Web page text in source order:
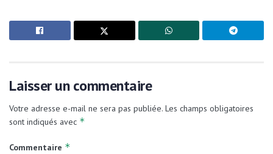
Laisser un commentaire
Votre adresse e-mail ne sera pas publiée. Les champs obligatoires
sont indiqués avec *
Commentaire *